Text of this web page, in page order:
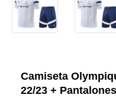
Camiseta
22/23 + Pantalones